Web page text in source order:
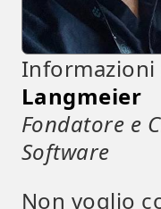
Langmeier
Fondatore e
Software
Non voglio